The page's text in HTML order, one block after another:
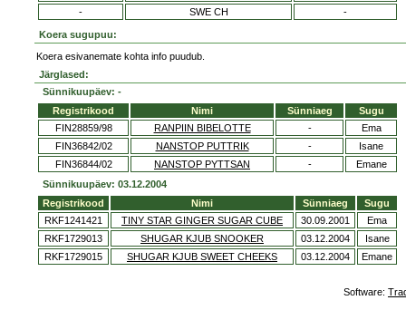
-
SWE CH -
Koera sugupuu:
Koera esivanemate kohta info puudub.
Järglased:
Sünnikuupäev: -
Registrikood
Nimi Sünniaeg
Sugu
FIN28859/98
RANPIIN BIBELOTTE -
Ema
FIN36842/02
NANSTOP PUTTRIK -
Isane
FIN36844/02
NANSTOP PYTTSAN -
Emane
Sünnikuupäev: 03.12.2004
Registrikood
Nimi Sünniaeg
Sugu
RKF1241421
TINY STAR GINGER SUGAR CUBE 30.09.2001
Ema
RKF1729013
SHUGAR KJUB SNOOKER 03.12.2004
Isane
RKF1729015
SHUGAR KJUB SWEET CHEEKS 03.12.2004 Emane
Software: